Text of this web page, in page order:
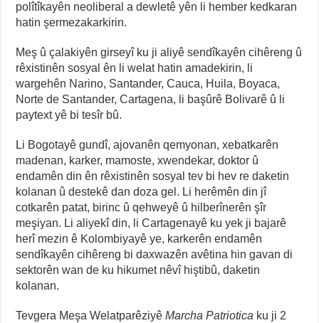
polîtîkayên neoliberal a dewletê yên li hember kedkaran
hatin şermezakarkirin.
Meş û çalakiyên girseyî ku ji aliyê sendîkayên cihêreng û
rêxistinên sosyal ên li welat hatin amadekirin, li
wargehên Narino, Santander, Cauca, Huila, Boyaca,
Norte de Santander, Cartagena, li başûrê Bolivarê û li
paytext yê bi tesîr bû.
Li Bogotayê gundî, ajovanên qemyonan, xebatkarên
madenan, karker, mamoste, xwendekar, doktor û
endamên din ên rêxistinên sosyal tev bi hev re daketin
kolanan û destekê dan doza gel. Li herêmên din jî
cotkarên patat, birinc û qehweyê û hilberînerên şîr
meşiyan. Li aliyekî din, li Cartagenayê ku yek ji bajarê
herî mezin ê Kolombiyayê ye, karkerên endamên
sendîkayên cihêreng bi daxwazên avêtina hin gavan di
sektorên wan de ku hikumet nêvî hiştibû, daketin
kolanan.
Tevgera Meşa WelatparêziyêMarcha Patriotica ku ji 2